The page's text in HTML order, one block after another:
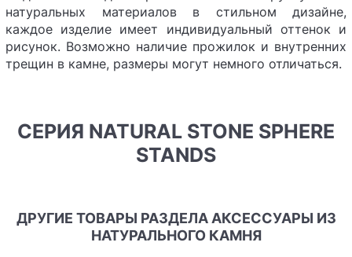
натуральных материалов в стильном дизайне,
каждое изделие имеет индивидуальный оттенок и
рисунок. Возможно наличие прожилок и внутренних
трещин в камне, размеры могут немного отличаться.
СЕРИЯ NATURAL STONE SPHERE
STANDS
ДРУГИЕ ТОВАРЫ РАЗДЕЛА АКСЕССУАРЫ ИЗ
НАТУРАЛЬНОГО КАМНЯ